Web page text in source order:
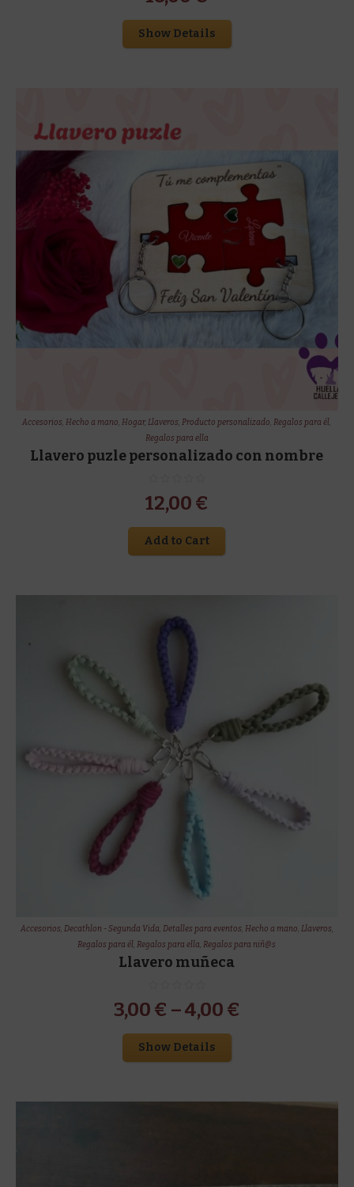
Show Details
Accesorios,Hecho a mano,Hogar,Llaveros,Producto personalizado,Regalos para él,
Regalos para ella
Llavero puzle personalizado con nombre
12,00 €
Add to Cart
Accesorios, Decathlon - Segunda Vida, Detalles para eventos, Hecho a mano, Llaveros,
Regalos para él,Regalos para ella,Regalos para niñ@s
Llavero muñeca
3,00 € –4,00 €
Show Details